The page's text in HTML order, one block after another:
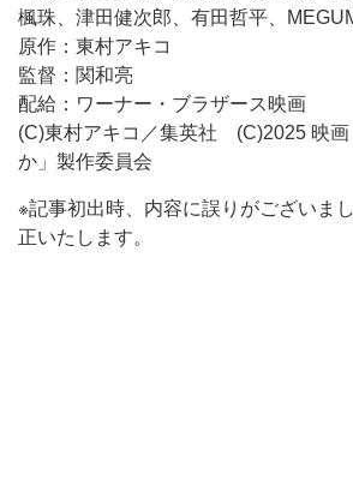
楓珠、津田健次郎、有田哲平、
原作：東村アキコ
監督：関和亮
配給：ワーナー・ブラザース映画
(C)東村アキコ／集英社 (C)2025 映画
か」製作委員会
※記事初出時、内容に誤りがございま
正いたします。